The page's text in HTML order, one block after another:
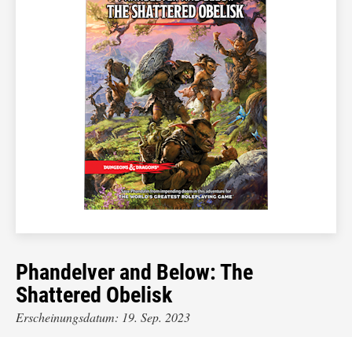
Phandelver and Below: The
Shattered Obelisk
Erscheinungsdatum: 19. Sep. 2023